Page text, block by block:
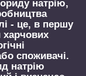
натрію,
- це, в першу
харчових
споживачі.
натрію